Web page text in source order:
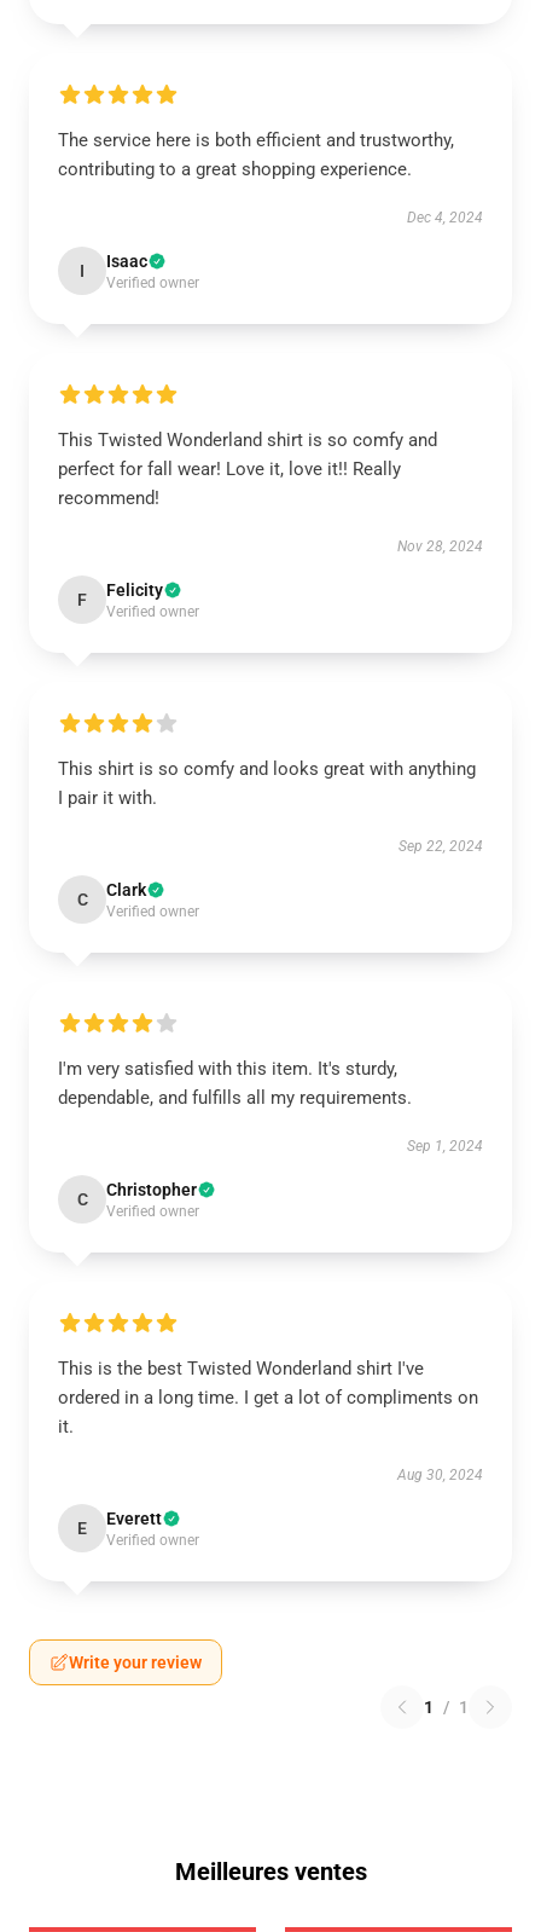
The service here is both efficient and trustworthy,
contributing to a great shopping experience.
Dec 4, 2024
I Isaac
Verified owner
This Twisted Wonderland shirt is so comfy and
perfect for fall wear! Love it, love it!! Really
recommend!
Nov 28, 2024
F Felicity
Verified owner
This shirt is so comfy and looks great with anything
I pair it with.
Sep 22, 2024
C Clark
Verified owner
I'm very satisfied with this item. It's sturdy,
dependable, and fulfills all my requirements.
Sep 1, 2024
C Christopher
Verified owner
This is the best Twisted Wonderland shirt I've
ordered in a long time. I get a lot of compliments on
it.
Aug 30, 2024
E Everett
Verified owner
Write your review
1 / 1
Meilleures ventes